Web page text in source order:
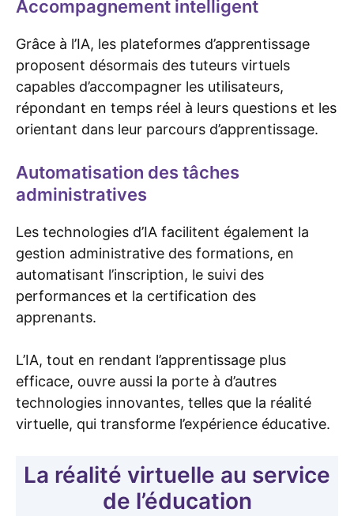
Accompagnement intelligent
Grâce à l’IA, les plateformes d’apprentissage
proposent désormais des tuteurs virtuels
capables d’accompagner les utilisateurs,
répondant en temps réel à leurs questions et les
orientant dans leur parcours d’apprentissage.
Automatisation des tâches
administratives
Les technologies d’IA facilitent également la
gestion administrative des formations, en
automatisant l’inscription, le suivi des
performances et la certification des
apprenants.
L’IA, tout en rendant l’apprentissage plus
efficace, ouvre aussi la porte à d’autres
technologies innovantes, telles que la réalité
virtuelle, qui transforme l’expérience éducative.
La réalité virtuelle au service
de l’éducation